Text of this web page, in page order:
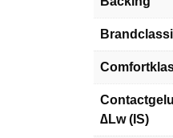
∆Lw (IS)